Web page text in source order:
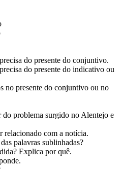
do presente do conjuntivo.
do presente do indicativo ou
no presente do conjuntivo ou no
problema surgido no Alentejo e
relacionado com a notícia.
palavras sublinhadas?
Explica por quê.